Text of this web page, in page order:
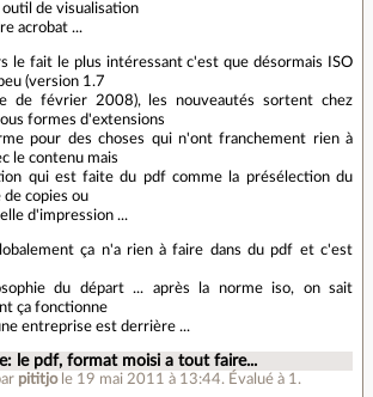
de visualisation
acrobat ...
le fait le plus intéressant c'est que désormais ISO
(version 1.7
de février 2008), les nouveautés sortent chez
formes d'extensions
pour des choses qui n'ont franchement rien à
le contenu mais
qui est faite du pdf comme la présélection du
de copies ou
d'impression ...
ça n'a rien à faire dans du pdf et c'est
du départ ... après la norme iso, on sait
ça fonctionne
entreprise est derrière ...
le pdf, format moisi a tout faire...
pititjo le 19 mai 2011 à 13:44. Évalué à 1 .